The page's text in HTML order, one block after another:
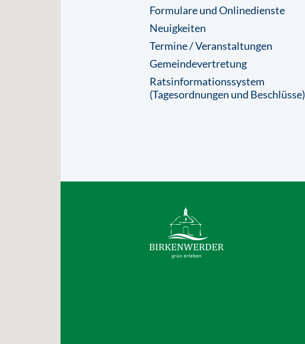
Formulare und Onlinedienste
Neuigkeiten
Termine / Veranstaltungen
Gemeindevertretung
Ratsinformationssystem
(Tagesordnungen und Beschlüsse)